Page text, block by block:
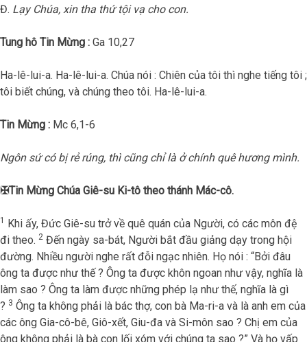
Đ. Lạy Chúa, xin tha thứ tội vạ cho con.
Tung hô Tin Mừng : Ga 10,27
Ha-lê-lui-a. Ha-lê-lui-a. Chúa nói : Chiên của tôi thì nghe tiếng tôi ;
tôi biết chúng, và chúng theo tôi. Ha-lê-lui-a.
Tin Mừng : Mc 6,1-6
Ngôn sứ có bị rẻ rúng, thì cũng chỉ là ở chính quê hương mình.
✠Tin Mừng Chúa Giê-su Ki-tô theo thánh Mác-cô.
1 Khi ấy, Đức Giê-su trở về quê quán của Người, có các môn đệ
đi theo. 2 Đến ngày sa-bát, Người bắt đầu giảng dạy trong hội
đường. Nhiều người nghe rất đỗi ngạc nhiên. Họ nói : “Bởi đâu
ông ta được như thế ? Ông ta được khôn ngoan như vậy, nghĩa là
làm sao ? Ông ta làm được những phép lạ như thế, nghĩa là gì
? 3 Ông ta không phải là bác thợ, con bà Ma-ri-a và là anh em của
các ông Gia-cô-bê, Giô-xết, Giu-đa và Si-môn sao ? Chị em của
ông không phải là bà con lối xóm với chúng ta sao ?” Và họ vấp